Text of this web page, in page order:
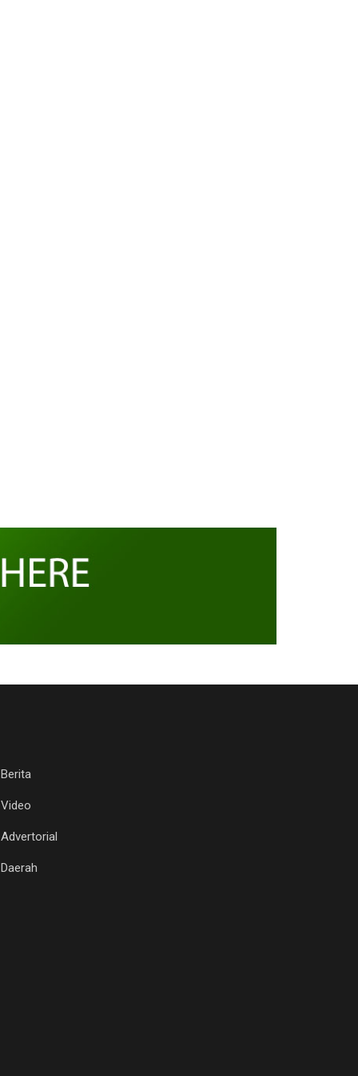
Berita
Video
Advertorial
Daerah